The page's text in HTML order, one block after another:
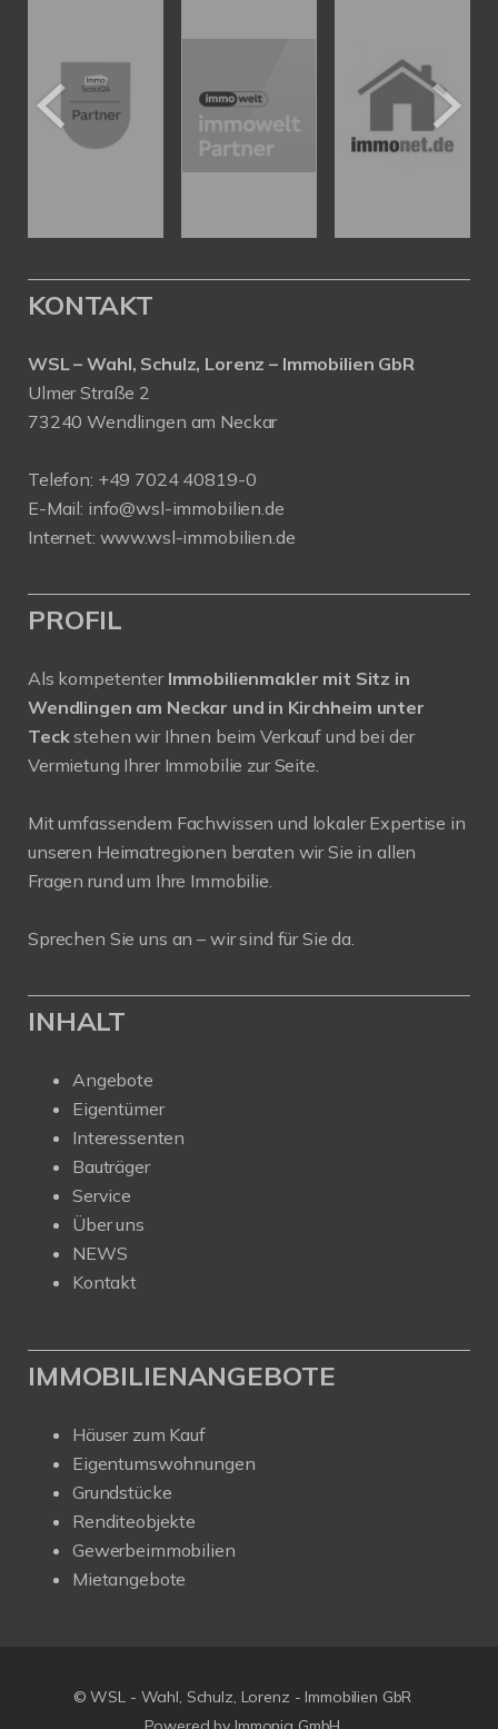
KONTAKT
WSL – Wahl, Schulz, Lorenz – Immobilien GbR
Ulmer Straße 2
73240 Wendlingen am Neckar
Telefon: +49 7024 40819-0
E-Mail: info@wsl-immobilien.de
Internet: www.wsl-immobilien.de
PROFIL
Als kompetenter Immobilienmakler mit Sitz in
Wendlingen am Neckar und in Kirchheim unter
Teckstehen wir Ihnen beim Verkauf und bei der
Vermietung Ihrer Immobilie zur Seite.
Mit umfassendem Fachwissen und lokaler Expertise in
unseren Heimatregionen beraten wir Sie in allen
Fragen rund um Ihre Immobilie.
Sprechen Sie uns an – wir sind für Sie da.
INHALT
Angebote
Eigentümer
Interessenten
Bauträger
Service
Über uns
NEWS
Kontakt
IMMOBILIENANGEBOTE
Häuser zum Kauf
Eigentumswohnungen
Grundstücke
Renditeobjekte
Gewerbeimmobilien
Mietangebote
© WSL - Wahl, Schulz, Lorenz - Immobilien GbR